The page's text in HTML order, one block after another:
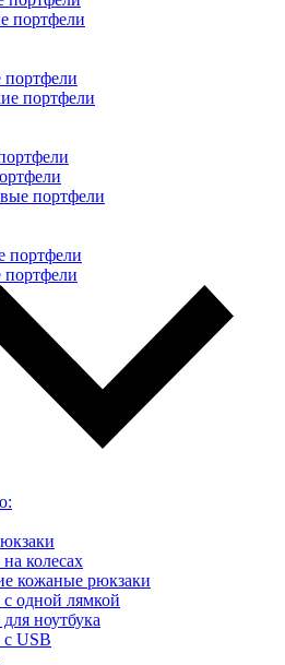
портфели
портфели
портфели
портфели
колесах
кожаные рюкзаки
одной лямкой
ноутбука
USB